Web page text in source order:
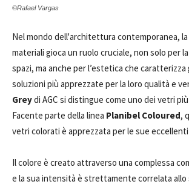
©Rafael Vargas
Nel mondo dell'architettura contemporanea,
materiali gioca un ruolo cruciale, non solo per
spazi, ma anche per l’estetica che caratterizza
soluzioni più apprezzate per la loro qualità e
Greydi AGC si distingue come uno dei vetri
Facente parte della linea Planibel Coloured,
vetri colorati è apprezzata per le sue
Il colore è creato attraverso una complessa
e la sua intensità è strettamente correlata allo